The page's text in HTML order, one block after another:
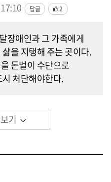
답글 2
장애인과 그 가족에게
을 지탱해 주는 곳이다.
돈벌이 수단으로
처단해야한다.
기